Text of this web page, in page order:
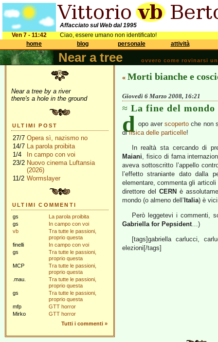
Affacciato sul Web dal 1995
Ven 7 - 11:42
Ciao, essere umano non identificato!
home
blog personale attività
Near a tree ovvero come rovinarsi
Near a tree by a river
there's a hole in the ground
ULTIMI POST
27/7 Opera sì, nazismo no
14/7 La parola proibita
1/4
In campo con voi
23/2 Nuovo cinema Luftansia
(2026)
11/2 Wormslayer
ULTIMI COMMENTI
gs
La parola proibita
gs
In campo con voi
vb
Tra tutte le passioni,
proprio questa
finelli
In campo con voi
gs
Tra tutte le passioni,
proprio questa
MCP
Tra tutte le passioni,
proprio questa
.mau.
Tra tutte le passioni,
proprio questa
gs
Tra tutte le passioni,
proprio questa
mfp
GTT horror
Mirko
GTT horror
Tutti i commenti »
« Morti bianche e
Giovedì 6 Marzo 2008, 16:21
La fine del mondo
d opo averscoperto che non
difisica delle particelle!
In realtà sta cercando di
Maiani, fisico di fama
aveva sottoscritto l’appello
l’effetto straniante dato dalla
elementare, commenta gli
direttore delCERN è
mondo (o almeno dell’ Italia) è
Però leggetevi i commenti,
Gabriella for Pepsident…)
[tags]gabriella carlucci,
elezioni[/tags]